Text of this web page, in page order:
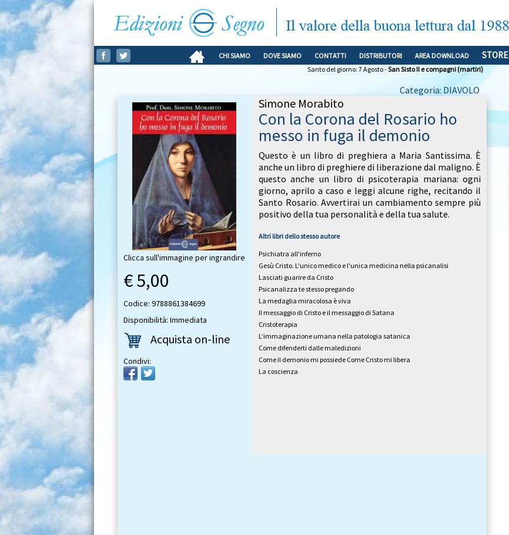
CHI SIAMO DOVE SIAMO CONTATTI DISTRIBUTORI AREA DOWNLOAD STORE
Santo del giorno: 7 Agosto -San Sisto II e compagni (martiri)
Categoria: DIAVOLO
Simone Morabito
Con la Corona del Rosario ho
messo in fuga il demonio
Questo è un libro di preghiera a Maria Santissima. È
anche un libro di preghiere di liberazione dal maligno. È
questo anche un libro di psicoterapia mariana: ogni
giorno, aprilo a caso e leggi alcune righe, recitando il
Santo Rosario. Avvertirai un cambiamento sempre più
positivo della tua personalità e della tua salute.
Altri libri dello stesso autore
Psichiatra all'inferno
Gesù Cristo. L'unico medico e l'unica medicina nella psicanalisi
Lasciati guarire da Cristo
Psicanalizza te stesso pregando
La medaglia miracolosa è viva
Il messaggio di Cristo e il messaggio di Satana
Cristoterapia
L’immaginazione umana nella patologia satanica
Come difenderti dalle maledizioni
Come il demonio mi possiede Come Cristo mi libera
La coscienza
Clicca sull'immagine per ingrandire
€ 5,00
Codice: 9788861384699
Disponibilità: Immediata
Acquista on-line
Condivi: